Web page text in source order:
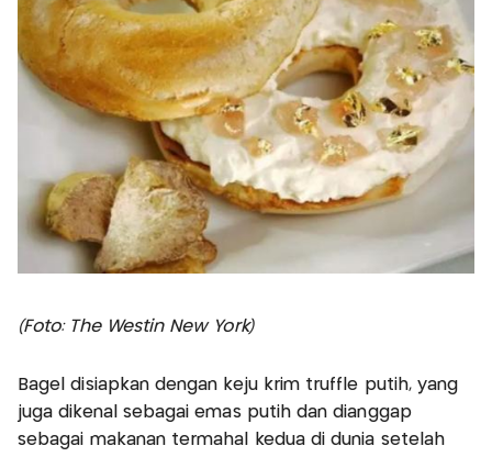
(Foto: The Westin New York)
Bagel disiapkan dengan keju krim truffle putih, yang
juga dikenal sebagai emas putih dan dianggap
sebagai makanan termahal kedua di dunia setelah